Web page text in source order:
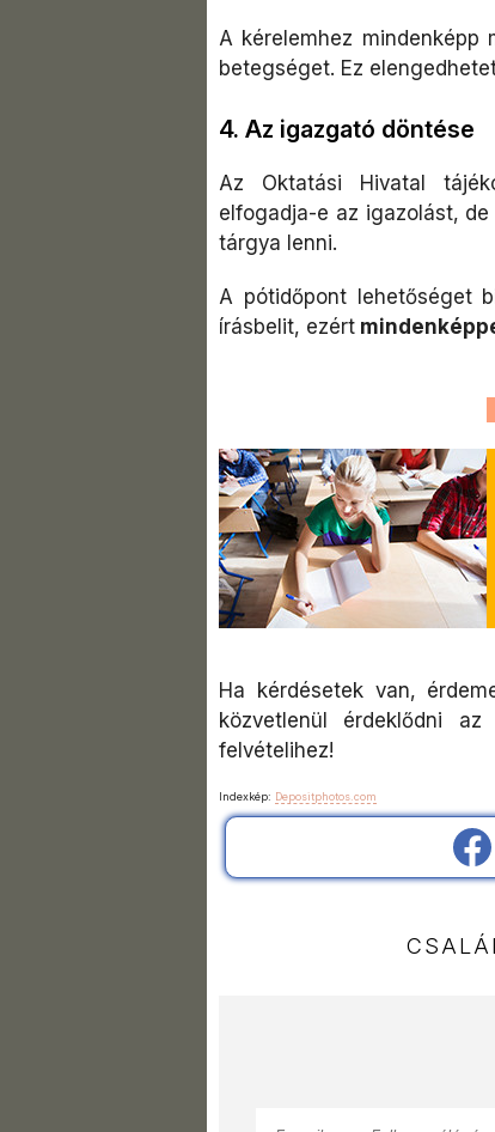
A kérelemhez
betegséget. Ez
4. Az igazgató döntése
Az Oktatási Hivatal
elfogadja-e az igazolást,
tárgya lenni.
A pótidőpont lehetőséget
írásbelit, ezért
Ha kérdésetek van,
közvetlenül érdeklődni
felvételihez!
Indexkép: Depositphotos.com